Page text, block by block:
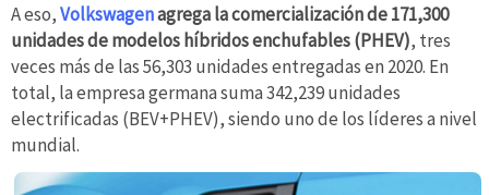
A eso,Volkswagenagrega la comercialización de 171,300
unidades de modelos híbridos enchufables (PHEV), tres
veces más de las 56,303 unidades entregadas en 2020. En
total, la empresa germana suma 342,239 unidades
electrificadas (BEV+PHEV), siendo uno de los líderes a nivel
mundial.